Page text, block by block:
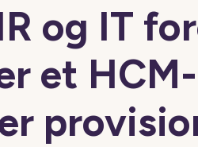
og IT
et